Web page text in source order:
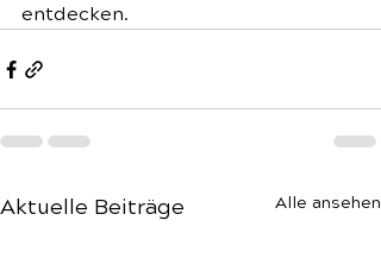
entdecken.
Aktuelle Beiträge Alle ansehen